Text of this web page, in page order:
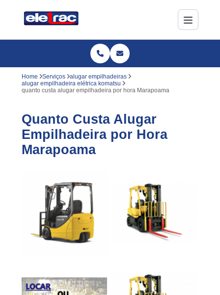
Home Serviços
alugar empilhadeiras
alugar empilhadeira elétrica komatsu
quanto custa alugar empilhadeira por hora Marapoama
Quanto Custa Alugar
Empilhadeira por Hora
Marapoama